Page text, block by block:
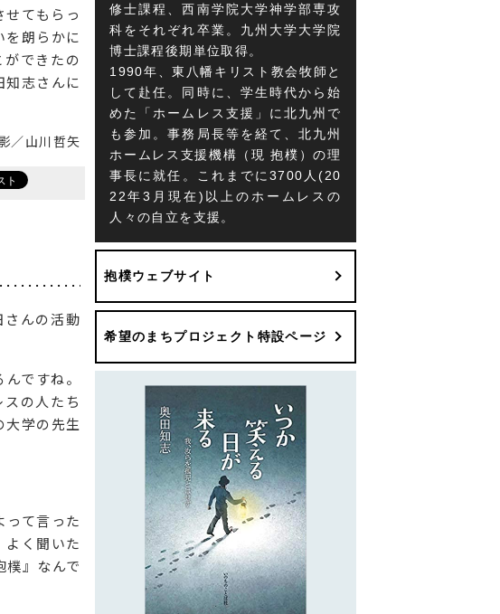
てもらっ
を朗らかに
できたの
知志さんに
／山川哲矢
さんの活動
ですね。
の人たち
大学の先生
って言った
よく聞いた
樸』なんで
修士課程、西南学院大学神学部専攻
科をそれぞれ卒業。九州大学大学院
博士課程後期単位取得。
1990年、東八幡キリスト教会牧師と
して赴任。同時に、学生時代から始
めた「ホームレス支援」に北九州で
も参加。事務局長等を経て、北九州
ホームレス支援機構（現 抱樸）の理
事長に就任。これまでに3700人(20
22年3月現在)以上のホームレスの
人々の自立を支援。
抱樸ウェブサイト
希望のまちプロジェクト特設ページ